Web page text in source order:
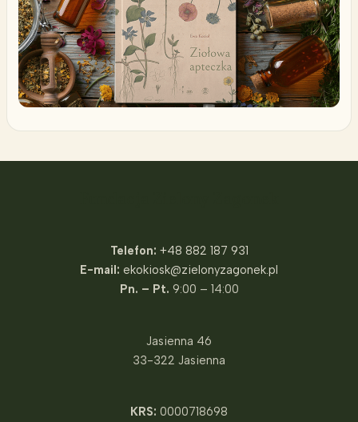
Telefon: +48 882 187 931
E-mail: ekokiosk@zielonyzagonek.pl
Pn. – Pt. 9:00 – 14:00
Jasienna 46
33-322 Jasienna
KRS: 0000718698